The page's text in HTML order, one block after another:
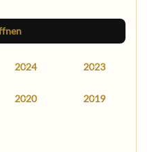
2024 2023
2020 2019